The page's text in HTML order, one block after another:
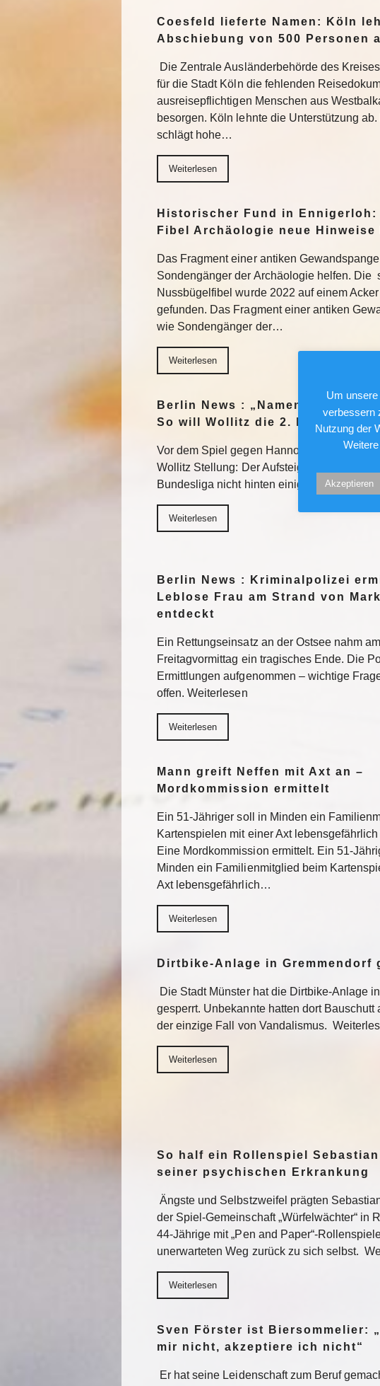
Coesfeld lieferte Namen: Köln
Abschiebung von 500 Personen
Die Zentrale Ausländerbehörde des
für die Stadt Köln die fehlenden
ausreisepflichtigen Menschen aus
besorgen. Köln lehnte die Unterstützung ab.
schlägt hohe…
Weiterlesen
Historischer Fund in Ennigerloh:
Fibel Archäologie neue
Das Fragment einer antiken
Sondengänger der Archäologie helfen. Die
Nussbügelfibel wurde 2022 auf einem
gefunden. Das Fragment einer antiken
wie Sondengänger der…
Weiterlesen
Berlin News : „Namen machen,
So will Wollitz die 2. Bundesliga
Vor dem Spiel gegen Hannover 96 bezieht
Wollitz Stellung: Der Aufsteiger wird sich
Bundesliga nicht hinten einigeln. Weiterlesen
Weiterlesen
Berlin News : Kriminalpolizei
Leblose Frau am Strand von
entdeckt
Ein Rettungseinsatz an der Ostsee nahm am
Freitagvormittag ein tragisches Ende. Die
Ermittlungen aufgenommen – wichtige
offen. Weiterlesen
Weiterlesen
Mann greift Neffen mit Axt an –
Mordkommission ermittelt
Ein 51-Jähriger soll in Minden ein
Kartenspielen mit einer Axt
Eine Mordkommission ermittelt. Ein 51-
Minden ein Familienmitglied beim
Axt lebensgefährlich…
Weiterlesen
Dirtbike-Anlage in Gremmendorf
Die Stadt Münster hat die Dirtbike-Anlage
gesperrt. Unbekannte hatten dort Bauschutt
der einzige Fall von Vandalismus.
Weiterlesen
So half ein Rollenspiel
seiner psychischen Erkrankung
Ängste und Selbstzweifel prägten
der Spiel-Gemeinschaft „Würfelwächter“ in
44-Jährige mit „Pen and Paper“-
unerwarteten Weg zurück zu sich selbst.
Weiterlesen
Sven Förster ist Biersommelier:
mir nicht, akzeptiere ich nicht“
Er hat seine Leidenschaft zum Beruf
Um
verbessern
Nutzung der
Akzeptieren